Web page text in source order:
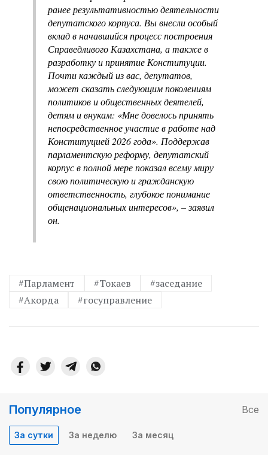
ранее результативностью деятельности
депутатского корпуса. Вы внесли особый
вклад в начавшийся процесс построения
Справедливого Казахстана, а также в
разработку и принятие Конституции.
Почти каждый из вас, депутатов,
может сказать следующим поколениям
политиков и общественных деятелей,
детям и внукам: «Мне довелось принять
непосредственное участие в работе над
Конституцией 2026 года». Поддержав
парламентскую реформу, депутатский
корпус в полной мере показал всему миру
свою политическую и гражданскую
ответственность, глубокое понимание
общенациональных интересов», – заявил
он.
#Парламент #Токаев
#заседание
#Акорда
#госуправление
Популярное Все
За сутки За неделю За месяц